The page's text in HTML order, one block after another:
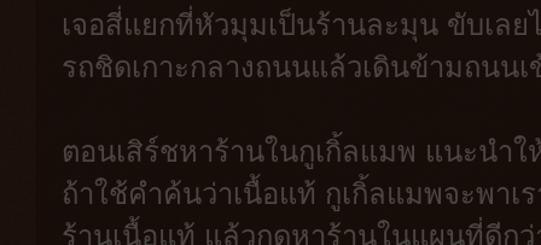
เจอสี่แยกที่หัวมุมเป็นร้านละมุน ขับเล
รถชิดเกาะกลางถนนแล้วเดินข้ามถนนเ
ตอนเสิร์ชหาร้านในกูเกิ้ลแมพ แนะนำใ
ถ้าใช้คำค้นว่าเนื้อแท้ กูเกิ้ลแมพจะพาเ
ร้านเนื้อแท้ แล้วกดหาร้านในแผนที่ดีกว่